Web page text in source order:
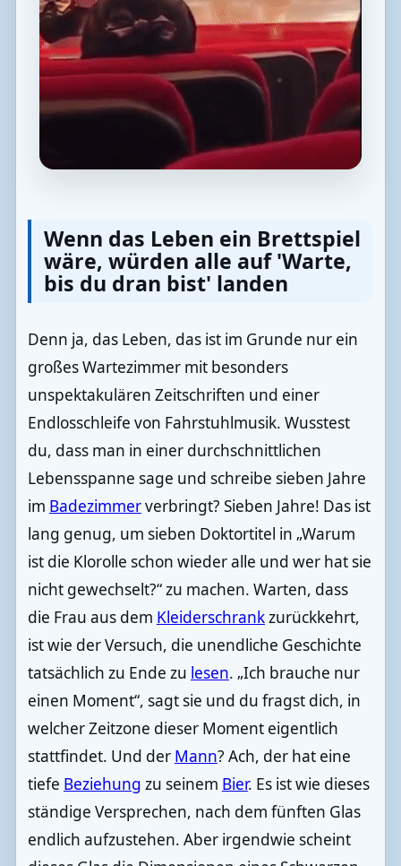
Wenn das Leben ein Brettspiel
wäre, würden alle auf 'Warte,
bis du dran bist' landen
Denn ja, das Leben, das ist im Grunde nur ein
großes Wartezimmer mit besonders
unspektakulären Zeitschriften und einer
Endlosschleife von Fahrstuhlmusik. Wusstest
du, dass man in einer durchschnittlichen
Lebensspanne sage und schreibe sieben Jahre
im Badezimmerverbringt? Sieben Jahre! Das ist
lang genug, um sieben Doktortitel in „Warum
ist die Klorolle schon wieder alle und wer hat sie
nicht gewechselt?“ zu machen. Warten, dass
die Frau aus dem Kleiderschrankzurückkehrt,
ist wie der Versuch, die unendliche Geschichte
tatsächlich zu Ende zu lesen. „Ich brauche nur
einen Moment“, sagt sie und du fragst dich, in
welcher Zeitzone dieser Moment eigentlich
stattfindet. Und der Mann? Ach, der hat eine
tiefe Beziehung zu seinem Bier. Es ist wie dieses
ständige Versprechen, nach dem fünften Glas
endlich aufzustehen. Aber irgendwie scheint